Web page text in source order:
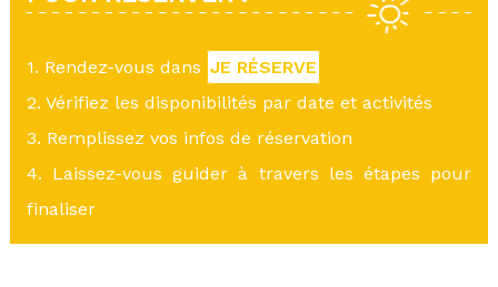
1. Rendez-vous dans JE RÉSERVE
2. Vérifiez les disponibilités par date et activités
3. Remplissez vos infos de réservation
4. Laissez-vous guider à travers les étapes pour
finaliser